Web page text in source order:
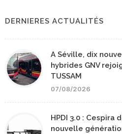
DERNIERES ACTUALITÉS
A Séville, dix
hybrides GNV
TUSSAM
07/08/2026
HPDI 3.0 : Cespira
nouvelle